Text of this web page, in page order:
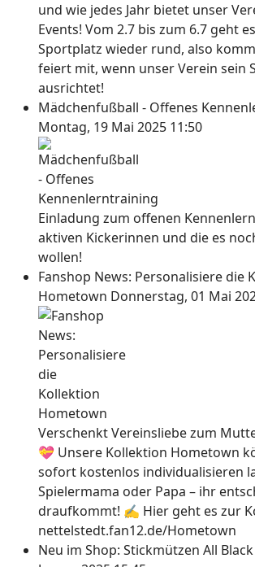
und wie jedes Jahr bietet unser
Events! Vom 2.7 bis zum 6.7 geht
Sportplatz wieder rund, also
feiert mit, wenn unser Verein sein
ausrichtet!
Mädchenfußball - Offenes
Montag, 19 Mai 2025 11:50
Einladung zum offenen
aktiven Kickerinnen und die es
wollen!
Fanshop News: Personalisiere die
Hometown Donnerstag, 01 Mai
Verschenkt Vereinsliebe zum
💝 Unsere Kollektion Hometown
sofort kostenlos individualisieren
Spielermama oder Papa – ihr
draufkommt! ✍ Hier geht es zur
nettelstedt.fan12.de/Hometown
Neu im Shop: Stickmützen All Black